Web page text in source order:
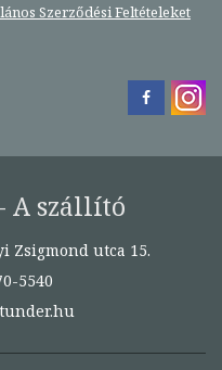
Szerződési Feltételeket
A szállító
Zsigmond utca 15.
5540